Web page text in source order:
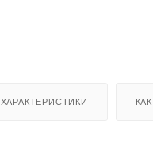
ХАРАКТЕРИСТИКИ